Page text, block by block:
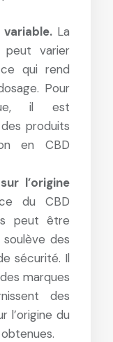
La
peut varier
ce qui rend
Pour
il est
produits
en CBD
l’origine
du CBD
peut être
des
sécurité. Il
marques
des
l’origine du